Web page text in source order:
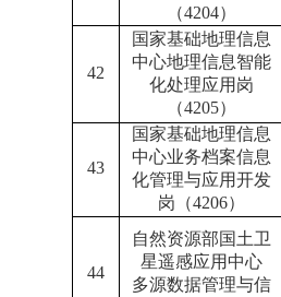
（4204）
42
国家基础地理信息
中心地理信息智能
化处理应用岗
（4205）
43
国家基础地理信息
中心业务档案信息
化管理与应用开发
岗（4206）
44
自然资源部国土卫
星遥感应用中心
多源数据管理与信